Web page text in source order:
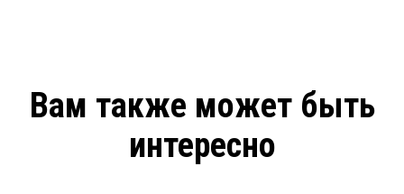
Вам также может быть
интересно